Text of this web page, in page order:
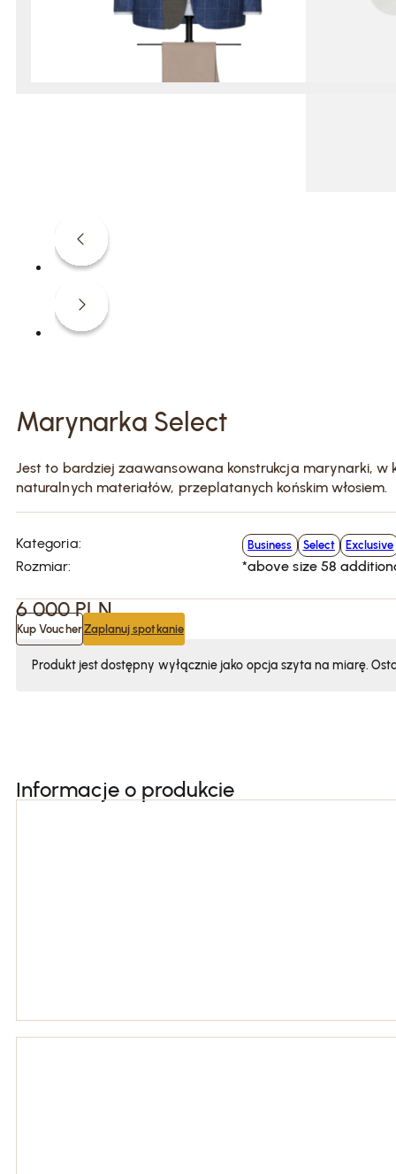
Marynarka Select
Jest to bardziej zaawansowana konstrukcja marynarki,
naturalnych materiałów, przeplatanych końskim włosiem.
Kategoria: Business Select Exclusive
Rozmiar: *above size 58
6 000PLN
Kup VoucherZaplanuj spotkanie
Produkt jest dostępny wyłącznie jako opcja szyta na miarę.
Informacje o produkcie